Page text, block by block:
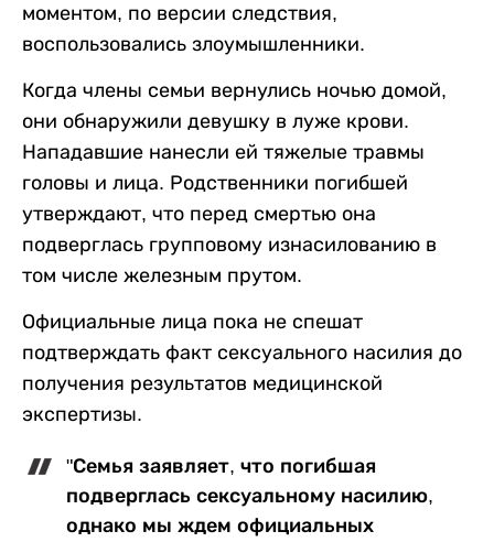
моментом, по версии следствия,
воспользовались злоумышленники.
Когда члены семьи вернулись ночью домой,
они обнаружили девушку в луже крови.
Нападавшие нанесли ей тяжелые травмы
головы и лица. Родственники погибшей
утверждают, что перед смертью она
подверглась групповому изнасилованию в
том числе железным прутом.
Официальные лица пока не спешат
подтверждать факт сексуального насилия до
получения результатов медицинской
экспертизы.
"Семья заявляет, что погибшая
подверглась сексуальному насилию,
однако мы ждем официальных